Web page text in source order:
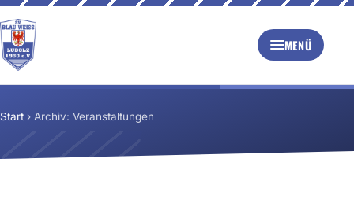
MENÜ
Start › Archiv: Veranstaltungen